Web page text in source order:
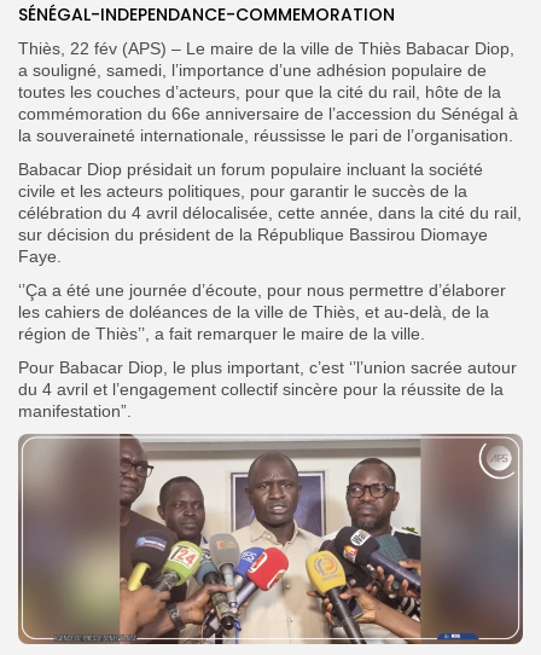
Search
for:
Button
FR
SÉNÉGAL-INDEPENDANCE-COMMEMORATION
Thiès, 22 fév (APS) – Le maire de la ville de Thiès Babacar Diop,
a souligné, samedi, l’importance d’une adhésion populaire de
toutes les couches d’acteurs, pour que la cité du rail, hôte de la
commémoration du 66e anniversaire de l’accession du Sénégal à
la souveraineté internationale, réussisse le pari de l’organisation.
Babacar Diop présidait un forum populaire incluant la société
civile et les acteurs politiques, pour garantir le succès de la
célébration du 4 avril délocalisée, cette année, dans la cité du rail,
sur décision du président de la République Bassirou Diomaye
Faye.
‘’Ça a été une journée d’écoute, pour nous permettre d’élaborer
les cahiers de doléances de la ville de Thiès, et au-delà, de la
région de Thiès’’, a fait remarquer le maire de la ville.
Pour Babacar Diop, le plus important, c’est ‘’l’union sacrée autour
du 4 avril et l’engagement collectif sincère pour la réussite de la
manifestation”.